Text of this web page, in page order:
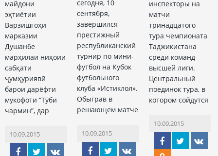
майдони
эҳтиётии
Варзишгоҳи
марказии
Душанбе
марҳилаи ниҳоии
сабқати
ҷумҳуриявӣ
барои дарёфти
мукофоти “Тӯби
чармин”, дар
10.09.2015
сегодня, 10
сентября,
завершился
престижный
республиканский
турнир по мини-
футбол на Кубок
футбольного
клуба «Истиклол».
Обыграв в
решающем матче
10.09.2015
инспекторы на
матчи
тринадцатого
тура чемпионата
Таджикистана
среди команд
высшей лиги.
Центральный
поединок тура, в
котором сойдутся
10.09.2015